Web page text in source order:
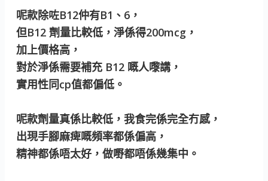
呢款除咗B12仲有B1、6，
但B12 劑量比較低，淨係得200mcg，
加上價格高，
對於淨係需要補充 B12 嘅人嚟講，
實用性同cp值都偏低。
呢款劑量真係比較低，我食完係完全冇感，
出現手腳麻痺嘅頻率都係偏高，
精神都係唔太好，做嘢都唔係幾集中。